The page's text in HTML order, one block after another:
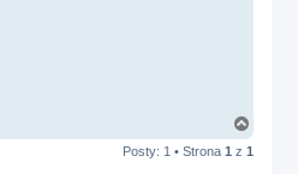
g
Posty: 1 • Strona 1 z 1